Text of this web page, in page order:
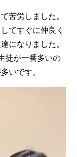
苦労しました。
てすぐに仲良く
になりました。
徒が一番多いの
いです。